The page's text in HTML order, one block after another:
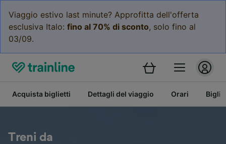
Viaggio estivo last minute? Approfitta dell'offerta
esclusiva Italo: fino al 70% di sconto, solo fino al
03/09.
Acquista biglietti Dettagli del viaggio Orari
Treni da